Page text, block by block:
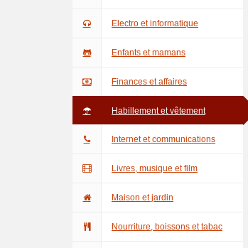
Electro et informatique
Enfants et mamans
Finances et affaires
Habillement et vêtement
Internet et communications
Livres, musique et film
Maison et jardin
Nourriture, boissons et tabac